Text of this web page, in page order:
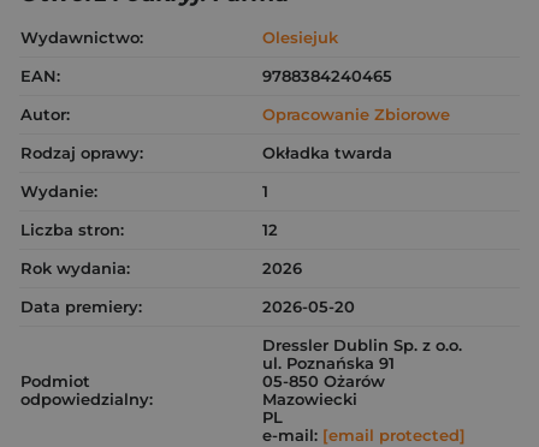
Wydawnictwo:
Olesiejuk
EAN:
9788384240465
Autor:
Opracowanie Zbiorowe
Rodzaj oprawy:
Okładka twarda
Wydanie:
1
Liczba stron:
12
Rok wydania:
2026
Data premiery:
2026-05-20
Podmiot
odpowiedzialny:
Dressler Dublin Sp. z o.o.
ul. Poznańska 91
05-850 Ożarów
Mazowiecki
PL
e-mail: [email protected]